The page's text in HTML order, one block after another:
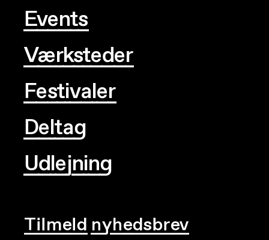
Events
Værksteder
Festivaler
Deltag
Udlejning
Tilmeld nyhedsbrev